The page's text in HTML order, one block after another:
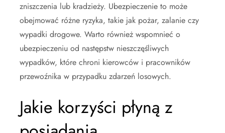
zniszczenia lub kradzieży. Ubezpieczenie to może
obejmować różne ryzyka, takie jak pożar, zalanie czy
wypadki drogowe. Warto również wspomnieć o
ubezpieczeniu od następstw nieszczęśliwych
wypadków, które chroni kierowców i pracowników
przewoźnika w przypadku zdarzeń losowych.
Jakie korzyści płyną z